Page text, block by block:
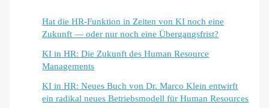
Hat die HR-Funktion in Zeiten von KI noch eine
Zukunft — oder nur noch eine Übergangsfrist?
KI in HR: Die Zukunft des Human Resource
Managements
KI in HR: Neues Buch von Dr. Marco Klein entwirft
ein radikal neues Betriebsmodell für Human Resources